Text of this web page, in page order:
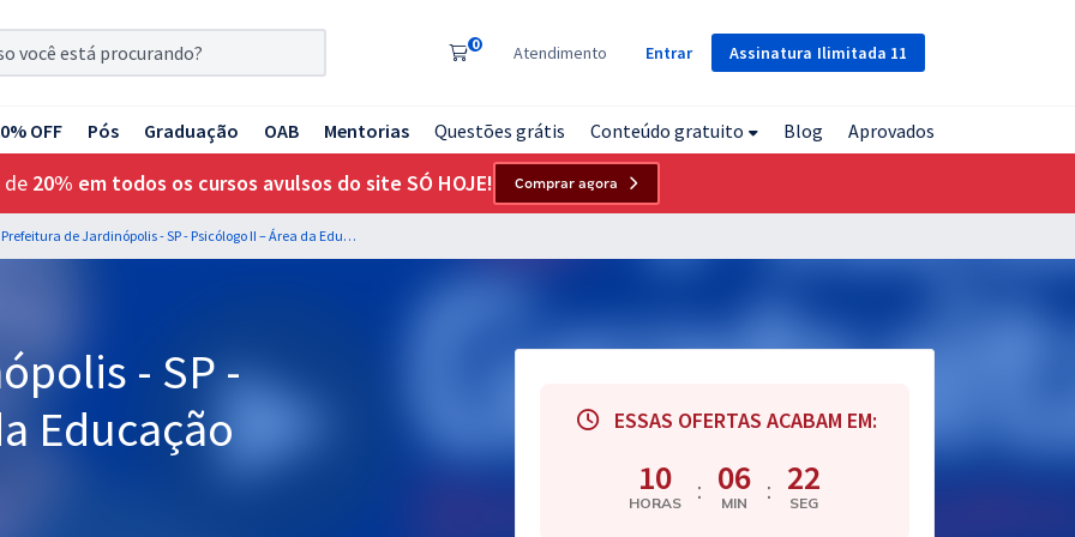
Assinatura Ilimitada 11
0 Atendimento Entrar
OFF Pós Graduação OAB Mentorias Questões grátis Conteúdo gratuito Blog Aprovados
de 20% em todos os cursos avulsos do site SÓ HOJE! Comprar agora
Prefeitura de Jardinópolis - SP - Psicólogo II – Área da Educação
- SP -
Educação
ESSAS OFERTAS ACABAM EM:
10
HORAS : 06
MIN : 22
SEG